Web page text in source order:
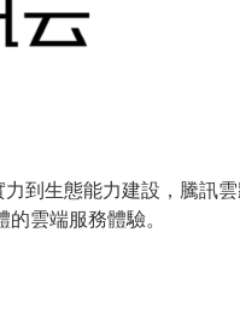
到生態能力建設，騰訊
雲端服務體驗。